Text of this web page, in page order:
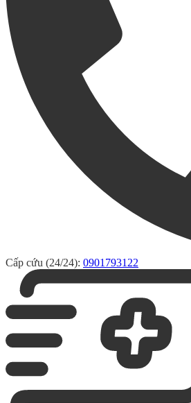
Cấp cứu (24/24): 0901793122